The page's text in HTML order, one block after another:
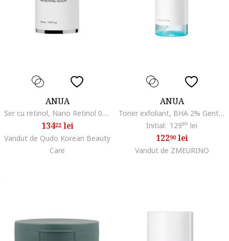
ANUA
Ser cu retinol, Nano Retinol 0.3% + Niacin Renewing Serum, 30ml
13422lei
Vandut de Qudo Korean Beauty
Care
ANUA
Toner exfoliant, BHA 2% Gentle Exfoliating Toner, 150ml
Initial: 12989 lei
12290lei
Vandut de ZMEURINO